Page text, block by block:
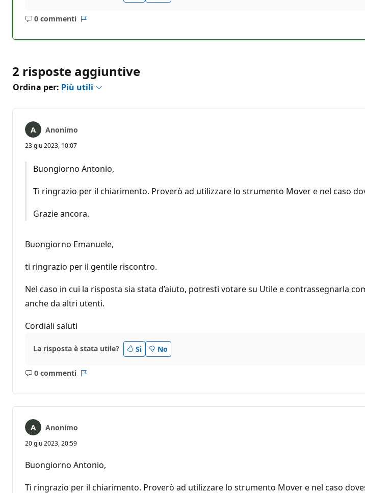
0 commenti
Nessun
2 risposte aggiuntive
Ordina per: Più utili
Anonimo
23 giu 2023, 10:07
Buongiorno Antonio,
Ti ringrazio per il chiarimento. Proverò ad utilizzare lo strumento Mover e nel caso
Grazie ancora.
Buongiorno Emanuele,
ti ringrazio per il gentile riscontro.
Nel caso in cui la risposta sia stata d’aiuto, potresti votare su Utile e contrassegnarla
anche da altri utenti.
Cordiali saluti
La risposta è stata utile? Sì No
0 commenti
Nessun
Anonimo
20 giu 2023, 20:59
Buongiorno Antonio,
Ti ringrazio per il chiarimento. Proverò ad utilizzare lo strumento Mover e nel caso